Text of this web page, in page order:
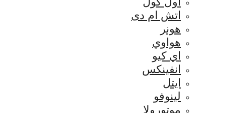
اتش ام دى
هونر
هواوي
اي كيو
انفينكس
ايتل
لينوفو
موتورولا